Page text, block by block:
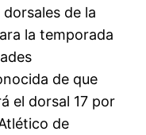
de la
la temporada
de que
el dorsal 17 por
de